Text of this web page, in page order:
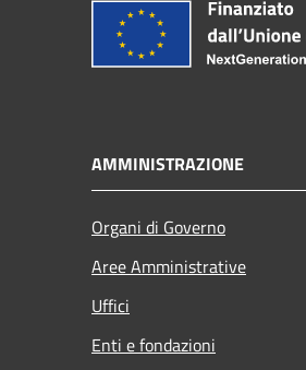
AMMINISTRAZIONE
Organi di Governo
Aree Amministrative
Uffici
Enti e fondazioni